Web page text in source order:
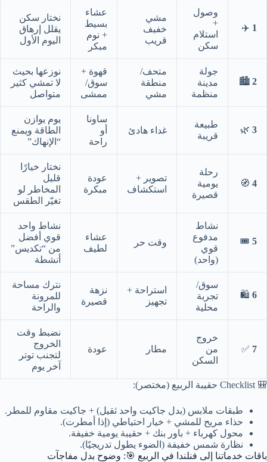
1
✈️
وصول
+
استلام
سكن
مشي
خفيف
قريب
عشاء
بسيط
+ نوم
مبكر
نختار سكن
يقلل إرهاق
اليوم الأول
2
🏙️
جولة
مدينة
منظمة
متحف/
منطقة
مشي
قهوة +
سوق/
ممشى
نوزعها بحيث
لا تمشي كثير
متواصل
3
🌿
طبيعة
قريبة
غداء هادئ
ساونا
أو
راحة
يوم يوازن
الطاقة ويمنع
“الإنهاك”
4
🧭
رحلة
يومية
قصيرة
تصوير +
استكشاف
عودة
مبكرة
نختار خيارًا
قليل
المخاطر لو
تغيّر الطقس
5
🎟️
نشاط
مدفوع
قوي
(واحد)
وقت حر
عشاء
لطيف
نشاط واحد
قوي أفضل
من “تكديس”
أنشطة
6
🛍️
سوق/
تجربة
محلية
استراحة +
تجهيز
نزهة
قصيرة
نترك مساحة
للمرونة
والراحة
7
✅
خروج
من
السكن
مطار عودة
نضبط وقت
الخروج
لتجنب توتر
آخر يوم
🎒 Checklist حقيبة الربيع (مختصر):
طبقات ملابس (بدل جاكيت واحد ثقيل) + جاكيت مقاوم للمطر.
حذاء مريح للمشي + خيار احتياطي (إذا أمطرت).
محول كهرباء + باور بنك + حقيبة يومية خفيفة.
نظارة شمس خفيفة (الضوء يطول تدريجيًا).
باقات خدماتنا إلى فنلندا في الربيع 🎯: وضوح بدل مفاجآت